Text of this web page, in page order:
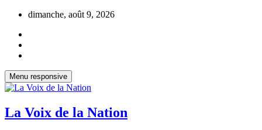
Aller
contenu
dimanche, août 9, 2026
Menu responsive
La Voix de la Nation